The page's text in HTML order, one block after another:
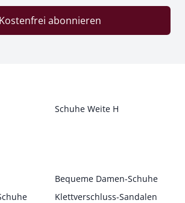
Kostenfrei abonnieren
Schuhe Weite H
Bequeme Damen-Schuhe
Klettverschluss-Sandalen